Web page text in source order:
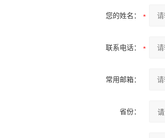
您的姓名：
联系电话：
常用邮箱：
省份：